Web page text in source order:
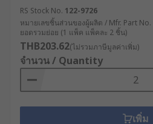
RS Stock No. 122-9726
หมายเลขชิ้นส่วนของผู้ผลิต / Mfr. Part No.
ยอดรวมย่อย (1 แพ็ค แพ็คละ 2 ชิ้น)
THB203.62(ไม่รวมภาษีมูลค่าเพิ่ม)
จำนวน / Quantity
เพิ่ม